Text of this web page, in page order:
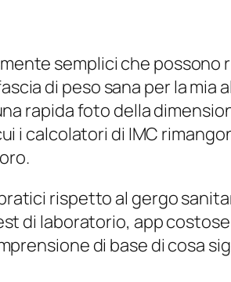
semplici che possono
di peso sana per la mia
rapida foto della
i calcolatori di IMC
rispetto al gergo
di laboratorio, app
di base di cosa